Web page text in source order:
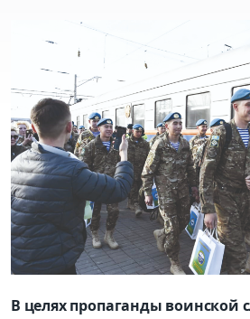
В целях пропаганды воинской